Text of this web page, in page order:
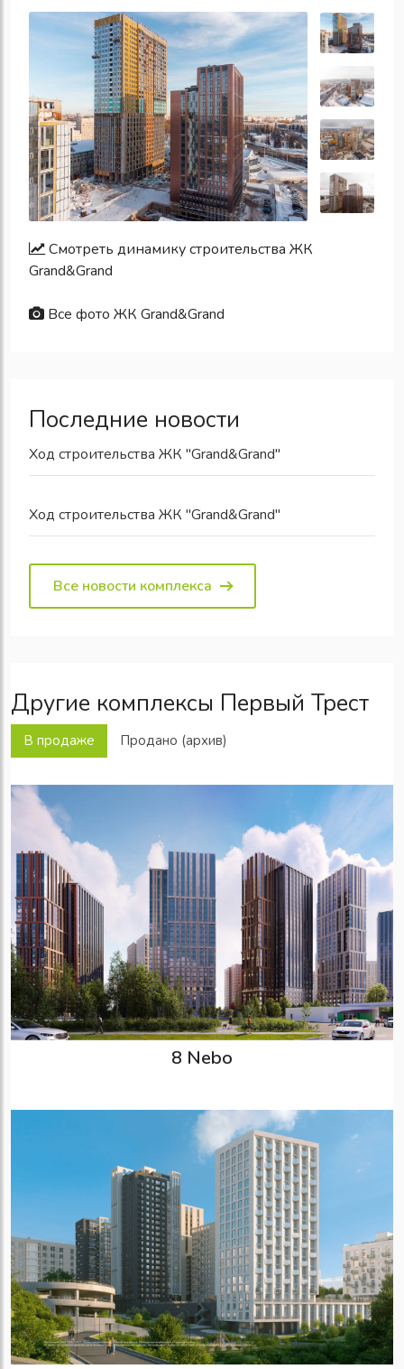
Смотреть динамику строительства ЖК
Grand&Grand
Все фото ЖК Grand&Grand
Последние новости
Ход строительства ЖК "Grand&Grand"
Ход строительства ЖК "Grand&Grand"
Все новости комплекса
Другие комплексы Первый Трест
В продаже Продано (архив)
8 Nebo